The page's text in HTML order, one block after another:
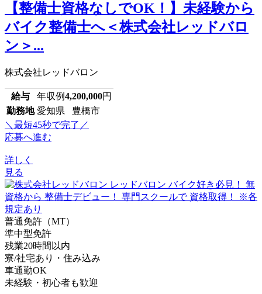
【整備士資格なしでOK！】未経験から
バイク整備士へ＜株式会社レッドバロ
ン＞...
株式会社レッドバロン
給与 年収例4,200,000円
勤務地 愛知県 豊橋市
＼最短45秒で完了／
応募へ進む
詳しく
見る
普通免許（MT）
準中型免許
残業20時間以内
寮/社宅あり・住み込み
車通勤OK
未経験・初心者も歓迎